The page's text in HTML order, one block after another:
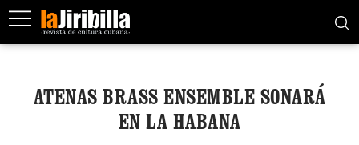
ATENAS BRASS ENSEMBLE SONARÁ
EN LA HABANA